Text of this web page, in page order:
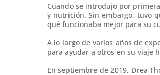
Cuando se introdujo por
y nutrición. Sin embargo, tuvo
qué funcionaba mejor para su
A lo largo de varios años de
para ayudar a otros en su viaje
En septiembre de 2019, Drea